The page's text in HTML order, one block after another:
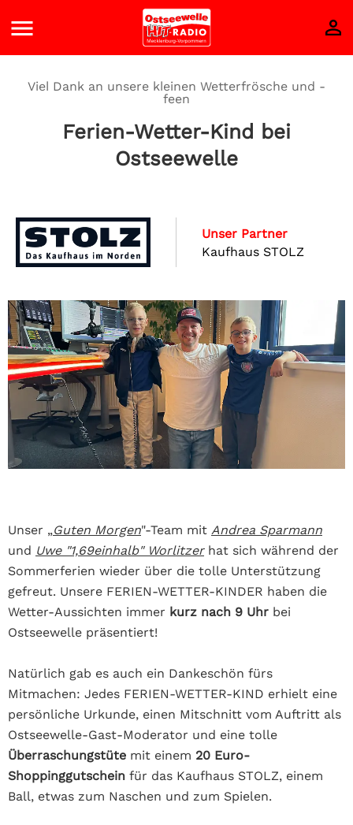
Viel Dank an unsere kleinen Wetterfrösche und -
feen
Ferien-Wetter-Kind bei
Ostseewelle
Unser Partner
Kaufhaus STOLZ
Unser „Guten Morgen"-Team mit Andrea Sparmann
und Uwe "1,69einhalb" Worlitzerhat sich während der
Sommerferien wieder über die tolle Unterstützung
gefreut. Unsere FERIEN-WETTER-KINDER haben die
Wetter-Aussichten immer kurz nach 9 Uhr bei
Ostseewelle präsentiert!
Natürlich gab es auch ein Dankeschön fürs
Mitmachen: Jedes FERIEN-WETTER-KIND erhielt eine
persönliche Urkunde, einen Mitschnitt vom Auftritt als
Ostseewelle-Gast-Moderator und eine tolle
Überraschungstüte mit einem 20 Euro-
Shoppinggutschein für das Kaufhaus STOLZ, einem
Ball, etwas zum Naschen und zum Spielen.